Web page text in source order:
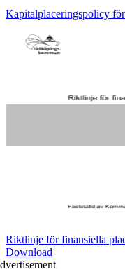
Kapitalplaceringspolicy
Riktlinje för finansiella
Download